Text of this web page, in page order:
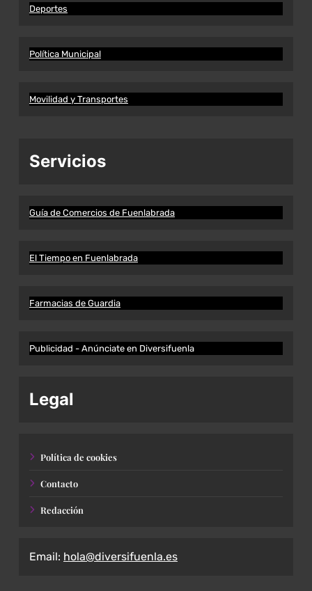
Deportes
Política Municipal
Movilidad y Transportes
Servicios
Guía de Comercios de Fuenlabrada
El Tiempo en Fuenlabrada
Farmacias de Guardia
Publicidad - Anúnciate en Diversifuenla
Legal
Política de cookies
Contacto
Redacción
Email: hola@diversifuenla.es